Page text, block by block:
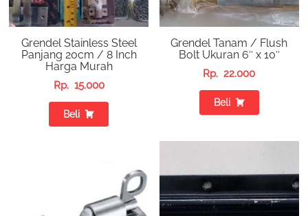
Grendel Stainless Steel
Panjang 20cm / 8 Inch
Harga Murah
Rp. 15.000
Beli
Grendel Tanam / Flush
Bolt Ukuran 6″ x 10″
Rp. 22.000
Beli